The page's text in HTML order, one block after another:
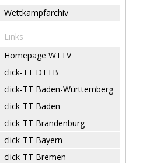
Wettkampfarchiv
Links
Homepage WTTV
click-TT DTTB
click-TT Baden-Württemberg
click-TT Baden
click-TT Brandenburg
click-TT Bayern
click-TT Bremen